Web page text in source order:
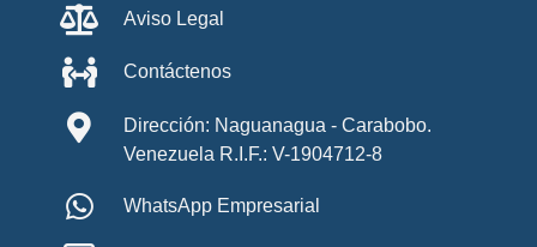
Aviso Legal
Contáctenos
Dirección: Naguanagua - Carabobo.
Venezuela R.I.F.: V-1904712-8
WhatsApp Empresarial